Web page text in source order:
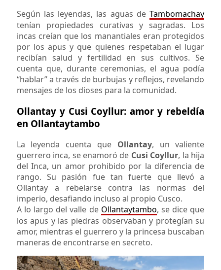
Según las leyendas, las aguas deTambomachay
tenían propiedades curativas y sagradas. Los
incas creían que los manantiales eran protegidos
por los apus y que quienes respetaban el lugar
recibían salud y fertilidad en sus cultivos. Se
cuenta que, durante ceremonias, el agua podía
“hablar” a través de burbujas y reflejos, revelando
mensajes de los dioses para la comunidad.
Ollantay y Cusi Coyllur: amor y rebeldía
en Ollantaytambo
La leyenda cuenta que Ollantay, un valiente
guerrero inca, se enamoró de Cusi Coyllur, la hija
del Inca, un amor prohibido por la diferencia de
rango. Su pasión fue tan fuerte que llevó a
Ollantay a rebelarse contra las normas del
imperio, desafiando incluso al propio Cusco.
A lo largo del valle de Ollantaytambo, se dice que
los apus y las piedras observaban y protegían su
amor, mientras el guerrero y la princesa buscaban
maneras de encontrarse en secreto.